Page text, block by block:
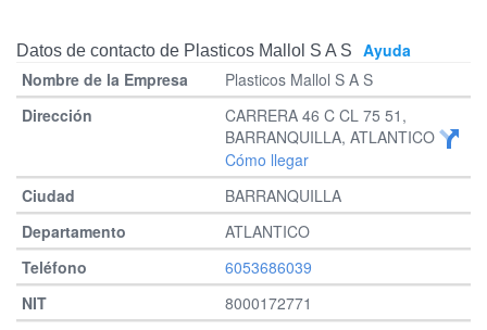
Datos de contacto de Plasticos Mallol S A S
Ayuda
Plasticos Mallol S A S
CARRERA 46 C CL 75 51,
BARRANQUILLA, ATLANTICO
Cómo llegar
BARRANQUILLA
ATLANTICO
6053686039
8000172771